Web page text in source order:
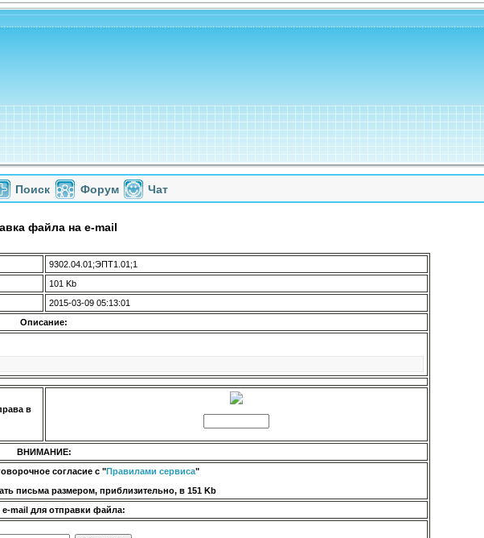
Поиск Форум Чат
файла на e-mail
9302.04.01;ЭПТ1.01;1
101 Kb
2015-03-09 05:13:01
Описание:
в
ВНИМАНИЕ:
согласие с "Правилами сервиса"
письма размером, приблизительно, в 151 Kb
e-mail для отправки файла: